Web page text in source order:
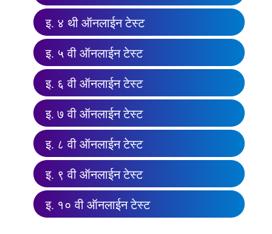
इ. ४ थी ऑनलाईन टेस्ट
इ. ५ वी ऑनलाईन टेस्ट
इ. ६ वी ऑनलाईन टेस्ट
इ. ७ वी ऑनलाईन टेस्ट
इ. ८ वी ऑनलाईन टेस्ट
इ. ९ वी ऑनलाईन टेस्ट
इ. १० वी ऑनलाईन टेस्ट